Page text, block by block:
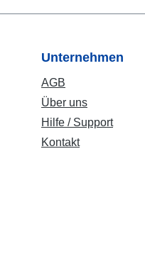
Unternehmen
AGB
Über uns
Hilfe / Support
Kontakt